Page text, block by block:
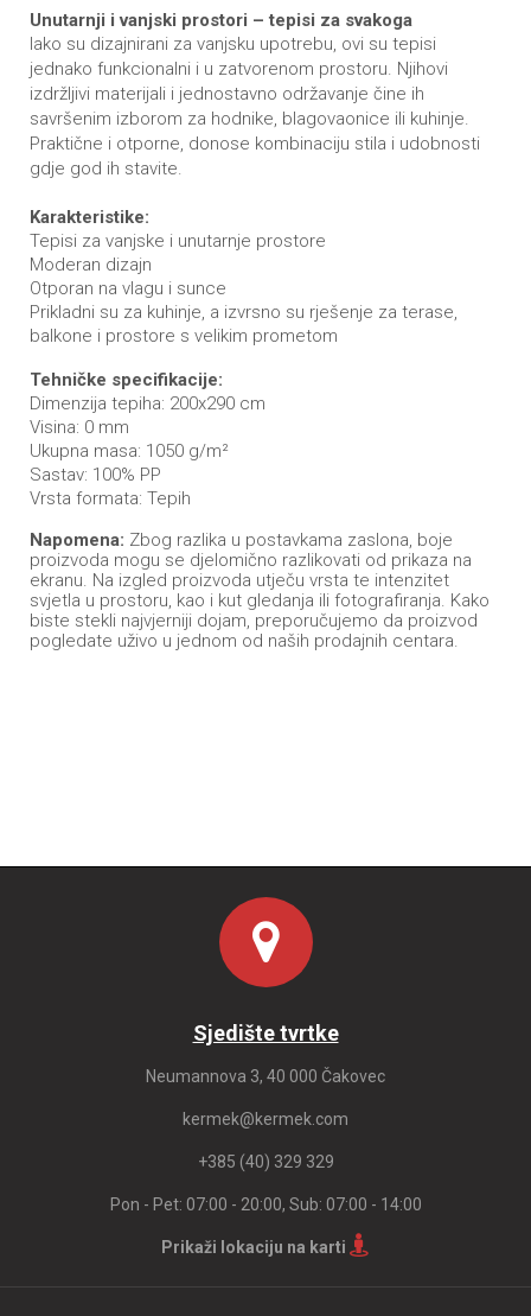
Unutarnji i vanjski prostori – tepisi za svakoga
Iako su dizajnirani za vanjsku upotrebu, ovi su tepisi
jednako funkcionalni i u zatvorenom prostoru. Njihovi
izdržljivi materijali i jednostavno održavanje čine ih
savršenim izborom za hodnike, blagovaonice ili kuhinje.
Praktične i otporne, donose kombinaciju stila i udobnosti
gdje god ih stavite.
Karakteristike:
Tepisi za vanjske i unutarnje prostore
Moderan dizajn
Otporan na vlagu i sunce
Prikladni su za kuhinje, a izvrsno su rješenje za terase,
balkone i prostore s velikim prometom
Tehničke specifikacije:
Dimenzija tepiha: 200x290 cm
Visina: 0 mm
Ukupna masa: 1050 g/m²
Sastav: 100% PP
Vrsta formata: Tepih
Napomena: Zbog razlika u postavkama zaslona, boje
proizvoda mogu se djelomično razlikovati od prikaza na
ekranu. Na izgled proizvoda utječu vrsta te intenzitet
svjetla u prostoru, kao i kut gledanja ili fotografiranja. Kako
biste stekli najvjerniji dojam, preporučujemo da proizvod
pogledate uživo u jednom od naših prodajnih centara.
Sjedište tvrtke
Neumannova 3, 40 000 Čakovec
kermek@kermek.com
+385 (40) 329 329
Pon - Pet: 07:00 - 20:00, Sub: 07:00 - 14:00
Prikaži lokaciju na karti